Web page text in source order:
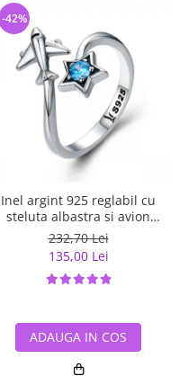
Inel argint 925 reglabil cu
steluta albastra si avion
argintiu - Be Nature IST0047
232,70 Lei
135,00 Lei
-42%
ADAUGA IN COS